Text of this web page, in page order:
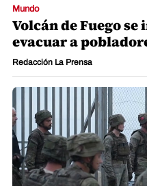
Mundo
Volcán de Fuego
evacuar a
Redacción La Prensa